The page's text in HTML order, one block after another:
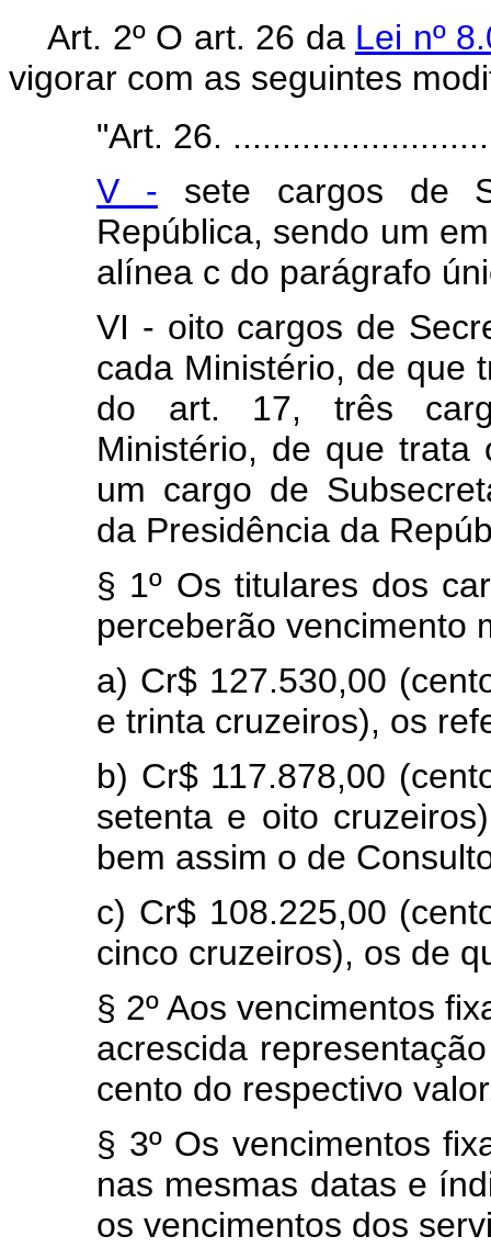
Art. 2º O art. 26 da Lei nº
vigorar com as seguintes
"Art. 26.
V - sete cargos de
República, sendo um
alínea c do parágrafo
VI - oito cargos de
cada Ministério, de que
do art. 17, três
Ministério, de que
um cargo de
da Presidência da
§ 1º Os titulares dos
perceberão vencimento
a) Cr$ 127.530,00
e trinta cruzeiros), os
b) Cr$ 117.878,00
setenta e oito
bem assim o de
c) Cr$ 108.225,00
cinco cruzeiros), os de
§ 2º Aos vencimentos
acrescida
cento do respectivo
§ 3º Os vencimentos
nas mesmas datas e
os vencimentos dos